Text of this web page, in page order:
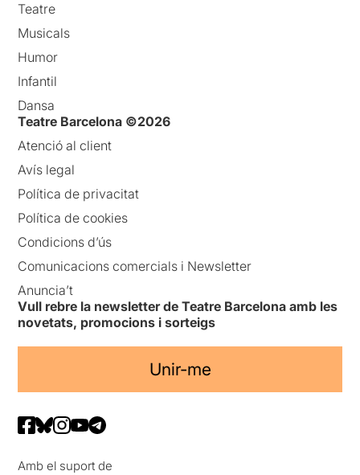
Teatre
Musicals
Humor
Infantil
Dansa
Teatre Barcelona ©2026
Atenció al client
Avís legal
Política de privacitat
Política de cookies
Condicions d’ús
Comunicacions comercials i Newsletter
Anuncia’t
Vull rebre la newsletter de Teatre Barcelona amb les
novetats, promocions i sorteigs
Unir-me
Amb el suport de